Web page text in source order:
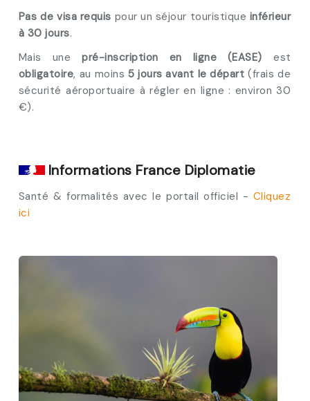
Pas de visa requis pour un séjour touristique inférieur
à 30 jours.
Mais unepré-inscription en ligne (EASE) est
obligatoire, au moins 5 jours avant le départ (frais de
sécurité aéroportuaire à régler en ligne : environ 30
€).
Informations France Diplomatie
Santé & formalités avec le portail officiel - Cliquez
ici